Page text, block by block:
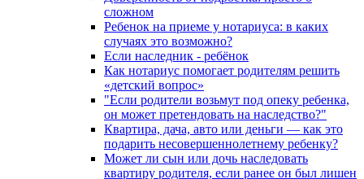
сложном
Ребенок на приеме у нотариуса: в каких
случаях это возможно?
Если наследник - ребёнок
Как нотариус помогает родителям решить
«детский вопрос»
"Если родители возьмут под опеку ребенка,
он может претендовать на наследство?"
Квартира, дача, авто или деньги — как это
подарить несовершеннолетнему ребенку?
Может ли сын или дочь наследовать
квартиру родителя, если ранее он был лишен